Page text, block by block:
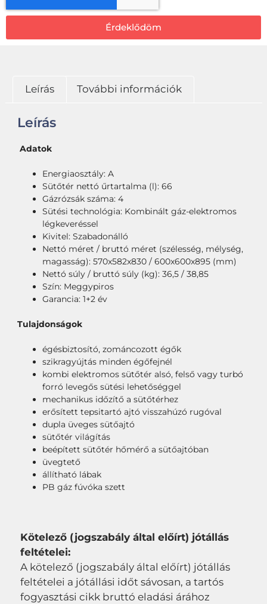
Érdeklődöm
Leírás További információk
Leírás
Adatok
Energiaosztály: A
Sütőtér nettó űrtartalma (l): 66
Gázrózsák száma: 4
Sütési technológia: Kombinált gáz-elektromos
légkeveréssel
Kivitel: Szabadonálló
Nettó méret / bruttó méret (szélesség, mélység,
magasság): 570x582x830 / 600x600x895 (mm)
Nettó súly / bruttó súly (kg): 36,5 / 38,85
Szín: Meggypiros
Garancia: 1+2 év
Tulajdonságok
égésbiztosító, zománcozott égők
szikragyújtás minden égőfejnél
kombi elektromos sütőtér alsó, felső vagy turbó
forró levegős sütési lehetőséggel
mechanikus időzítő a sütőtérhez
erősített tepsitartó ajtó visszahúzó rugóval
dupla üveges sütőajtó
sütőtér világítás
beépített sütőtér hőmérő a sütőajtóban
üvegtető
állítható lábak
PB gáz fúvóka szett
Kötelező (jogszabály által előírt) jótállás
feltételei:
A kötelező (jogszabály által előírt) jótállás
feltételei a jótállási időt sávosan, a tartós
fogyasztási cikk bruttó eladási árához